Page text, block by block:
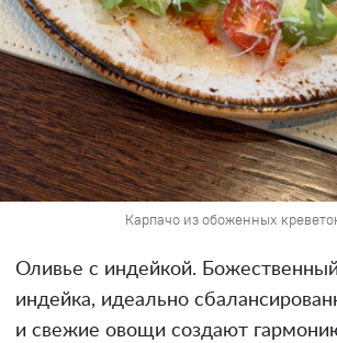
Карпачо из обоженных
Оливье с индейкой.
индейка, идеально
и свежие овощи создают